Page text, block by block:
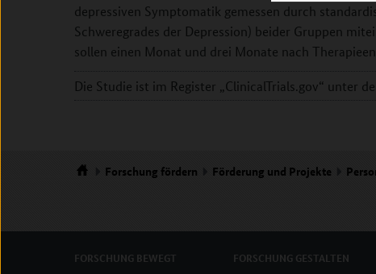
depressiven Symptomatik gemessen durch
Schweregrades der Depression) beider Gruppen
sollen einen Monat und drei Monate nach
Die Studie ist im Register „ClinicalTrials.gov“ unter
Forschung fördern Förderung und Projekte
FORSCHUNG BEWEGT FORSCHUNG GESTALTEN